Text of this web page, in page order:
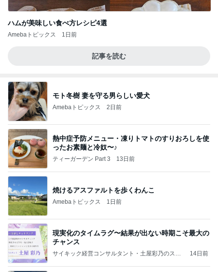
ハムが美味しい食べ方レシピ4選
Amebaトピックス 1日前
記事を読む
モト冬樹 妻を守る男らしい愛犬
Amebaトピックス 2日前
熱中症予防メニュー・凍りトマトのすりおろしを使
ったお素麺と冷奴〜♪
ティーガーデン Part 3 13日前
焼けるアスファルトを歩くわんこ
Amebaトピックス 1日前
現実化のタイムラグ〜結果が出ない時期こそ最大の
チャンス
サイキック経営コンサルタント・土屋彩乃のスピ
14日前